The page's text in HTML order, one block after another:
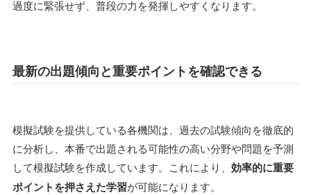
過度に緊張せず、普段の力を発揮しやすくなります。
最新の出題傾向と重要ポイントを確認できる
模擬試験を提供している各機関は、過去の試験傾向を徹底的
に分析し、本番で出題される可能性の高い分野や問題を予測
して模擬試験を作成しています。これにより、 効率的に重要
ポイントを押さえた学習が可能になります。